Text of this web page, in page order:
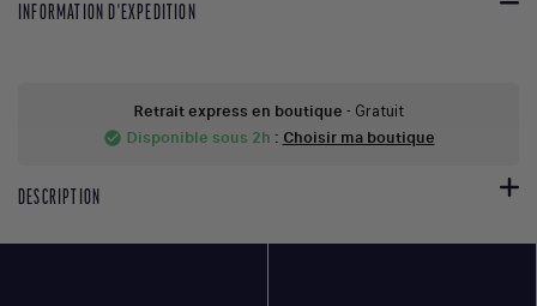
INFORMATION D'EXPEDITION
Retrait express en boutique - Gratuit
check_circle Disponible sous 2h : Choisir ma boutique
DESCRIPTION